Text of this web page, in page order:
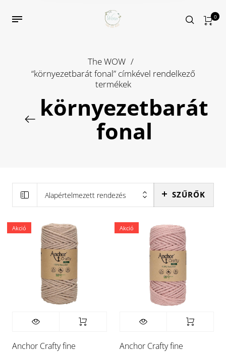
0
The WOW /
“környezetbarát fonal” címkével rendelkező
termékek
környezetbarát
fonal
Alapértelmezett rendezés SZŰRŐK
Akció
Anchor Crafty fine
Akció
Anchor Crafty fine